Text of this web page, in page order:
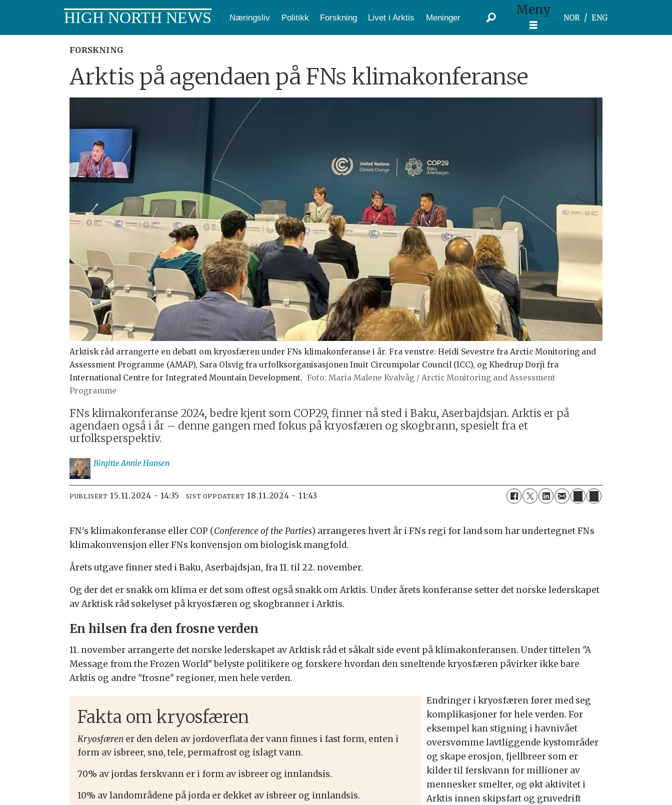
HIGH NORTH NEWS Næringsliv Politikk Forskning Livet i Arktis Meninger Meny
NOR ENG
FORSKNING
Arktis på agendaen på FNs klimakonferanse
Arktisk råd arrangerte en debatt om kryosfæren under FNs klimakonferanse i år. Fra venstre: Heidi Sevestre fra Arctic Monitoring and
Assessment Programme (AMAP), Sara Olsvig fra urfolksorganisasjonen Inuit Circumpolar Council (ICC), og Khedrup Dorji fra
International Centre for Integrated Mountain Development.
Maria Malene Kvalvåg / Arctic Monitoring and Assessment
Programme
FNs klimakonferanse 2024, bedre kjent som COP29, finner nå sted i Baku, Aserbajdsjan. Arktis er på
agendaen også i år – denne gangen med fokus på kryosfæren og skogbrann, spesielt fra et
urfolksperspektiv.
Birgitte AnnieHansen
PUBLISERT 15.11.2024 - 14:35 SIST OPPDATERT 18.11.2024 - 11:43
FN's klimakonferanse eller COP (Conference of the Parties) arrangeres hvert år i FNs regi for land som har undertegnet FNs
klimakonvensjon eller FNs konvensjon om biologisk mangfold.
Årets utgave finner sted i Baku, Aserbajdsjan, fra 11. til 22. november.
Og der det er snakk om klima er det som oftest også snakk om Arktis. Under årets konferanse setter det norske lederskapet
av Arktisk råd søkelyset på kryosfæren og skogbranner i Arktis.
En hilsen fra den frosne verden
11. november arrangerte det norske lederskapet av Arktisk råd et såkalt side event på klimakonferansen. Under tittelen "A
Message from the Frozen World" belyste politikere og forskere hvordan den smeltende kryosfæren påvirker ikke bare
Arktis og andre "frosne" regioner, men hele verden.
Fakta om kryosfæren
Kryosfæren er den delen av jordoverflata der vann finnes i fast form, enten i
form av isbreer, snø,tele, permafrost og islagt vann.
70% av jordas ferskvann er i form av isbreer og innlandsis.
10% av landområdene på jorda er dekket av isbreer og innlandsis.
Endringer i kryosfæren fører med seg
komplikasjoner for hele verden. For
eksempel kan stigning i havnivået
oversvømme lavtliggende kystområder
og skape erosjon, fjellbreer som er
kilder til ferskvann for millioner av
mennesker smelter, og økt aktivitet i
Arktis innen skipsfart og gruvedrift